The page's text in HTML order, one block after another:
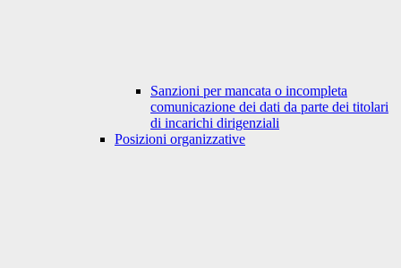
Sanzioni per mancata o incompleta
comunicazione dei dati da parte dei titolari
di incarichi dirigenziali
Posizioni organizzative